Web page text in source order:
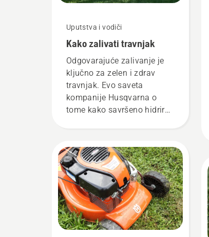
Uputstva i vodiči
Kako zalivati travnjak
Odgovarajuće zalivanje je
ključno za zelen i zdrav
travnjak. Evo saveta
kompanije Husqvarna o
tome kako savršeno hidrirati